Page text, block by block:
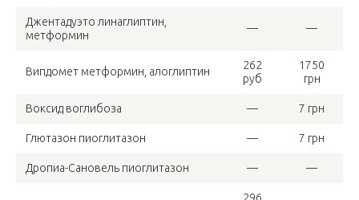
Джентадуэто линаглиптин,
метформин
— —
Випдомет метформин, алоглиптин
262
руб
1750
грн
Воксид воглибоза — 7 грн
Глютазон пиоглитазон — 7 грн
Дропиа-Сановель пиоглитазон — —